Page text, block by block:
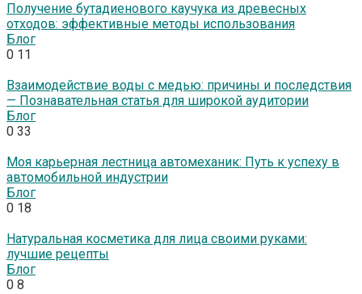
Получение бутадиенового каучука из древесных
отходов: эффективные методы использования
Блог
0 11
Взаимодействие воды с медью: причины и последствия
— Познавательная статья для широкой аудитории
Блог
0 33
Моя карьерная лестница автомеханик: Путь к успеху в
автомобильной индустрии
Блог
0 18
Натуральная косметика для лица своими руками:
лучшие рецепты
Блог
0 8